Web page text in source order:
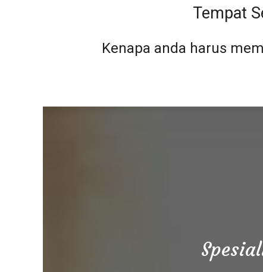
Tempat
Kenapa anda harus